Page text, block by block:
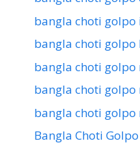
bangla choti
bangla choti golpo
bangla choti golpo
bangla choti golpo
bangla choti golpo
Bangla Choti